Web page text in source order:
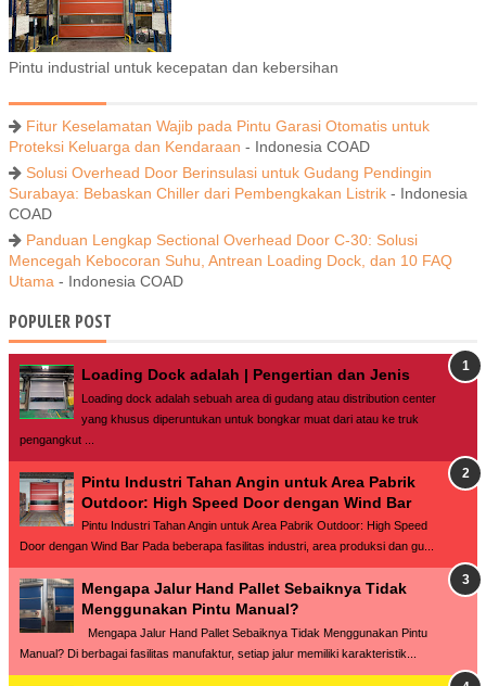
Pintu industrial untuk kecepatan dan kebersihan
Fitur Keselamatan Wajib pada Pintu Garasi Otomatis untuk
Proteksi Keluarga dan Kendaraan - Indonesia COAD
Solusi Overhead Door Berinsulasi untuk Gudang Pendingin
Surabaya: Bebaskan Chiller dari Pembengkakan Listrik - Indonesia
COAD
Panduan Lengkap Sectional Overhead Door C-30: Solusi
Mencegah Kebocoran Suhu, Antrean Loading Dock, dan 10 FAQ
Utama - Indonesia COAD
POPULER POST
Loading Dock adalah | Pengertian dan Jenis
Loading dock adalah sebuah area di gudang atau distribution center
yang khusus diperuntukan untuk bongkar muat dari atau ke truk
pengangkut ...
Pintu Industri Tahan Angin untuk Area Pabrik
Outdoor: High Speed Door dengan Wind Bar
Pintu Industri Tahan Angin untuk Area Pabrik Outdoor: High Speed
Door dengan Wind Bar Pada beberapa fasilitas industri, area produksi dan gu...
Mengapa Jalur Hand Pallet Sebaiknya Tidak
Menggunakan Pintu Manual?
Mengapa Jalur Hand Pallet Sebaiknya Tidak Menggunakan Pintu
Manual? Di berbagai fasilitas manufaktur, setiap jalur memiliki karakteristik...